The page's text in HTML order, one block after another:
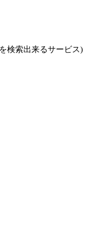
検索出来るサービス)